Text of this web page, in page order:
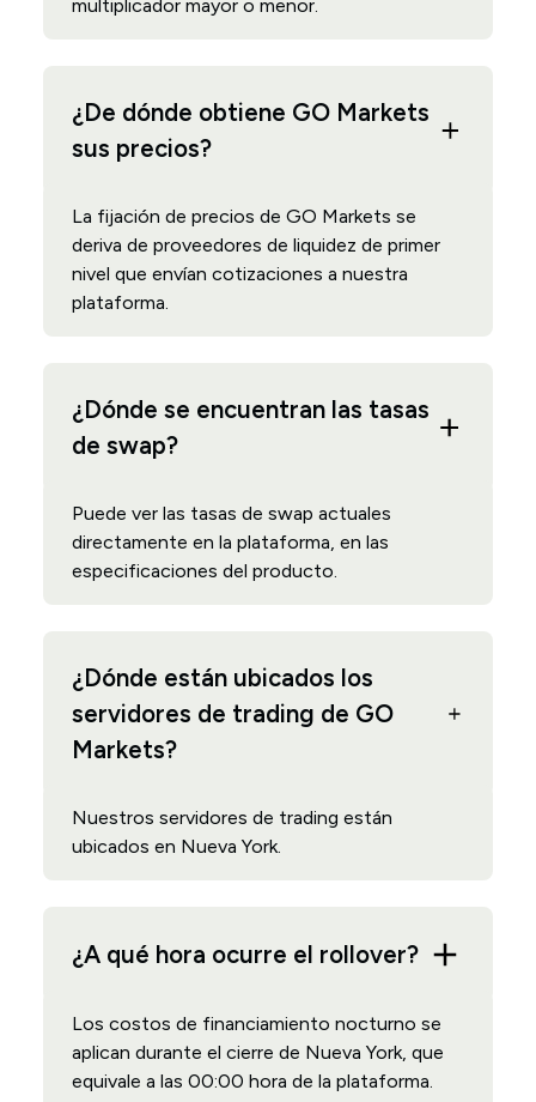
multiplicador mayor o menor.
¿De dónde obtiene GO Markets
sus precios?
La fijación de precios de GO Markets se
deriva de proveedores de liquidez de primer
nivel que envían cotizaciones a nuestra
plataforma.
¿Dónde se encuentran las tasas
de swap?
Puede ver las tasas de swap actuales
directamente en la plataforma, en las
especificaciones del producto.
¿Dónde están ubicados los
servidores de trading de GO
Markets?
Nuestros servidores de trading están
ubicados en Nueva York.
¿A qué hora ocurre el rollover?
Los costos de financiamiento nocturno se
aplican durante el cierre de Nueva York, que
equivale a las 00:00 hora de la plataforma.